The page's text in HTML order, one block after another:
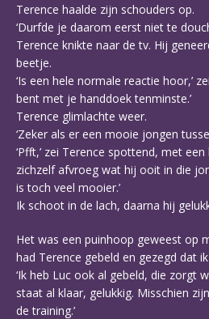
Terence haalde zijn schouders op.
‘Durfde je daarom eerst niet te
Terence knikte naar de tv. Hij
beetje.
‘Is een hele normale reactie hoor,’
bent met je handdoek tenminste.’
Terence glimlachte weer.
‘Zeker als er een mooie jongen
‘Pfft,’ zei Terence spottend, met
zichzelf afvroeg wat hij ooit in die
is toch veel mooier.’
Ik schoot in de lach, daarna hij
Het was een puinhoop geweest op
had Terence gebeld en gezegd dat
‘Ik heb Luc ook al gebeld, die zorgt
staat al klaar, gelukkig. Misschien
de training.’